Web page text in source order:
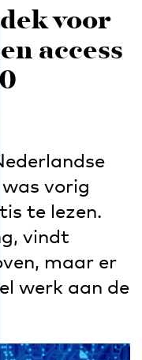
voor
access
vorig
te lezen.
vindt
maar er
werk aan de